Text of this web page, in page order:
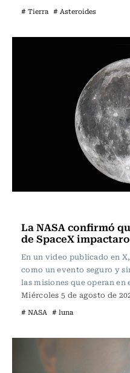
# Tierra # Asteroides
La NASA confirmó
de SpaceX
En un video publicado en
como un evento seguro y
las misiones que operan
Miércoles 5 de agosto de
# NASA # luna